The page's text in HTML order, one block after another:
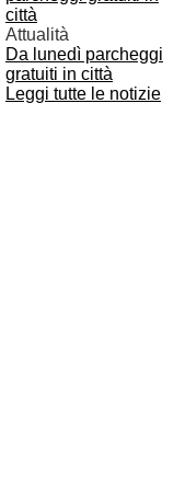
Attualità
Da lunedì parcheggi
gratuiti in città
Leggi tutte le notizie